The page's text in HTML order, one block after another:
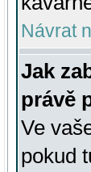
Návrat
Jak
právě
Ve
pokud